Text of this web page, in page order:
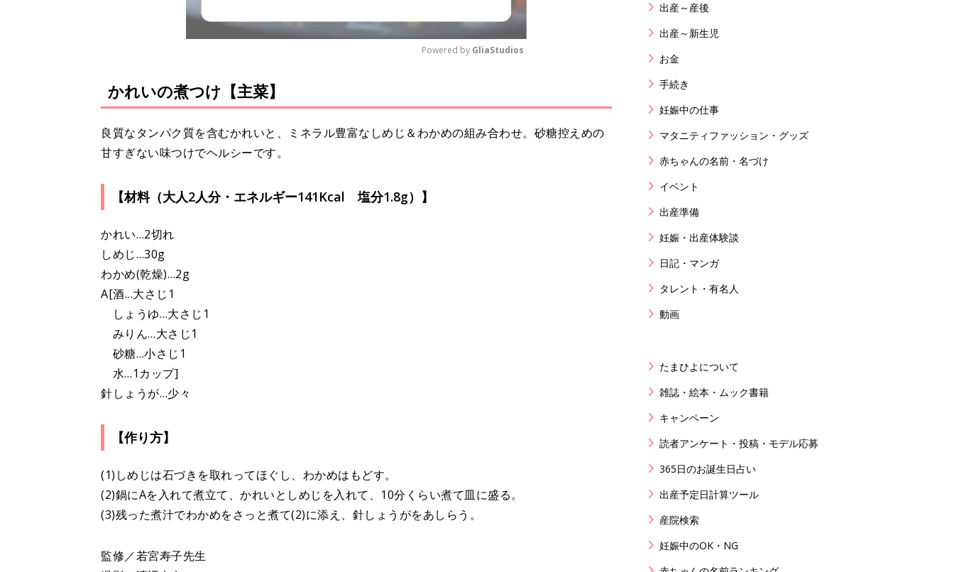
u
t
Powered by GliaStudios
かれいの煮つけ【主菜】
良質なタンパク質を含むかれいと、ミネラル豊富なしめじ＆わかめの組み合わせ。砂糖控えめの
甘すぎない味つけでヘルシーです。
【材料（大人2人分・エネルギー141Kcal 塩分1.8g）】
かれい…2切れ
しめじ…30g
わかめ(乾燥)…2g
A[酒…大さじ1
しょうゆ…大さじ1
みりん…大さじ1
砂糖…小さじ1
水…1カップ]
針しょうが…少々
【作り方】
(1)しめじは石づきを取れってほぐし、わかめはもどす。
(2)鍋にAを入れて煮立て、かれいとしめじを入れて、10分くらい煮て皿に盛る。
(3)残った煮汁でわかめをさっと煮て(2)に添え、針しょうがをあしらう。
監修／若宮寿子先生
出産～産後
出産～新生児
お金
手続き
妊娠中の仕事
マタニティファッション・グッズ
赤ちゃんの名前・名づけ
イベント
出産準備
妊娠・出産体験談
日記・マンガ
タレント・有名人
動画
たまひよについて
雑誌・絵本・ムック書籍
キャンペーン
読者アンケート・投稿・モデル応募
365日のお誕生日占い
出産予定日計算ツール
産院検索
妊娠中のOK・NG